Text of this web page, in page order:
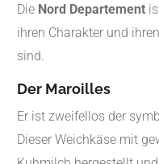
Die Nord Departement
ihren Charakter und
sind.
Der Maroilles
Er ist zweifellos der
Dieser Weichkäse mit